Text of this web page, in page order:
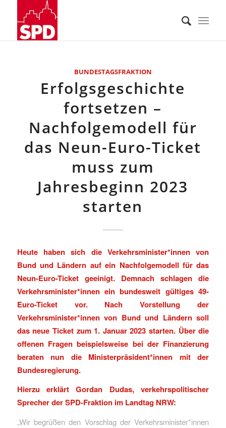
BUNDESTAGSFRAKTION
Erfolgsgeschichte
fortsetzen –
Nachfolgemodell für
das Neun-Euro-Ticket
muss zum
Jahresbeginn 2023
starten
Heute haben sich die Verkehrsminister*innen von
Bund und Ländern auf ein Nachfolgemodell für das
Neun-Euro-Ticket geeinigt. Demnach schlagen die
Verkehrsminister*innen ein bundesweit gültiges 49-
Euro-Ticket vor. Nach Vorstellung der
Verkehrsminister*innen von Bund und Ländern soll
das neue Ticket zum 1. Januar 2023 starten. Über die
offenen Fragen beispielsweise bei der Finanzierung
beraten nun die Ministerpräsident*innen mit der
Bundesregierung.
Hierzu erklärt Gordan Dudas, verkehrspolitischer
Sprecher der SPD-Fraktion im Landtag NRW:
„Wir begrüßen den Vorschlag der Verkehrsminister*innen